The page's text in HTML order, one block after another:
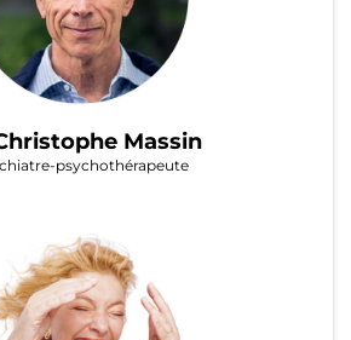
Massin
psychothérapeute